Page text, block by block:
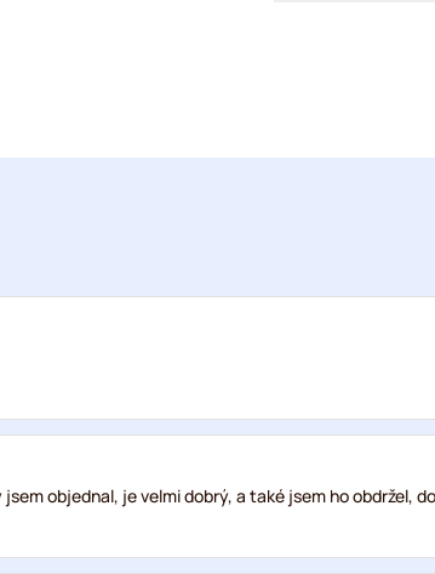
objednal, je velmi dobrý, a také jsem ho obdržel,